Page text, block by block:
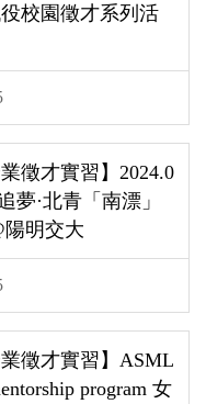
校園徵才系列活
業徵才實習】2024.0
夢·北青「南漂」
陽明交大
業徵才實習】ASML
program 女